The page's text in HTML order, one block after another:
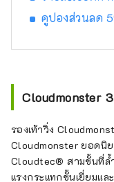
คูปองส่วนลด
Cloudmonster
รองเท้าวิ่ง
Cloudmonster ยอดนิ
Cloudtec® สามชั้นที่ล้
แรงกระแทกชั้นเยี่ยมแ